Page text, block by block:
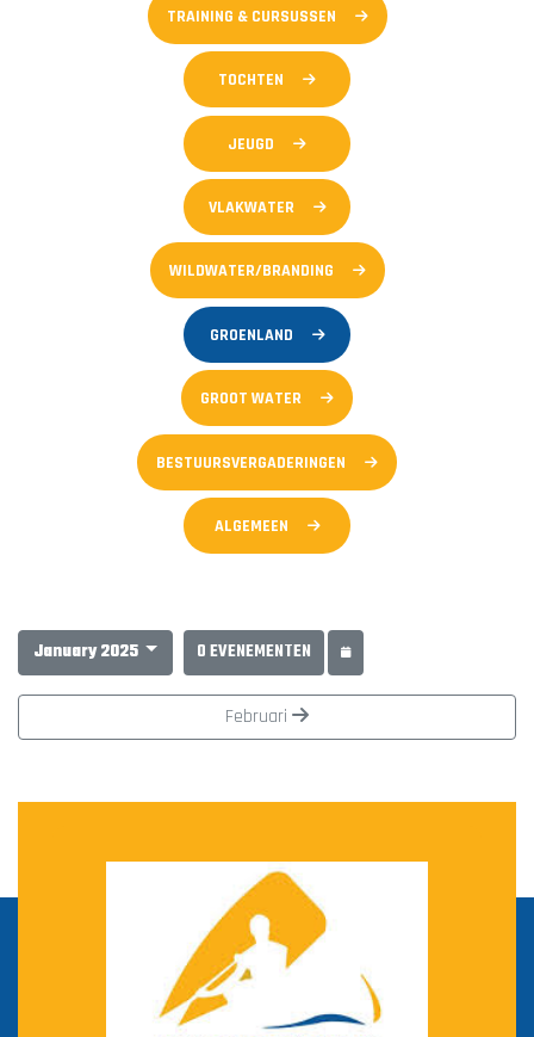
TRAINING & CURSUSSEN
TOCHTEN
JEUGD
VLAKWATER
WILDWATER/BRANDING
GROENLAND
GROOT WATER
BESTUURSVERGADERINGEN
ALGEMEEN
January 2025 0 EVENEMENTEN
Februari